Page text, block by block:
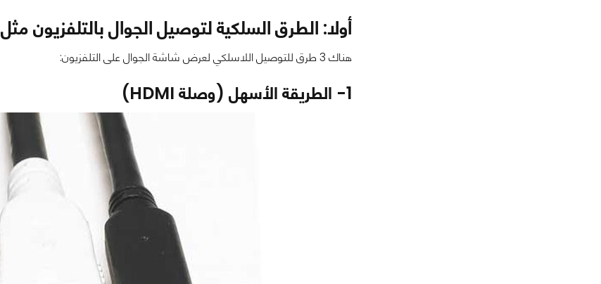
أولا: الطرق السلكية لتوصيل الجوال بالتلفزيون مثل MHL/SlimPort
هناك 3 طرق للتوصيل اللاسلكي لعرض شاشة الجوال على التلفزيون:
1- الطريقة الأسهل (وصلة HDMI)